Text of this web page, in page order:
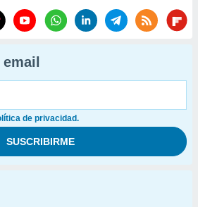
de privacidad.